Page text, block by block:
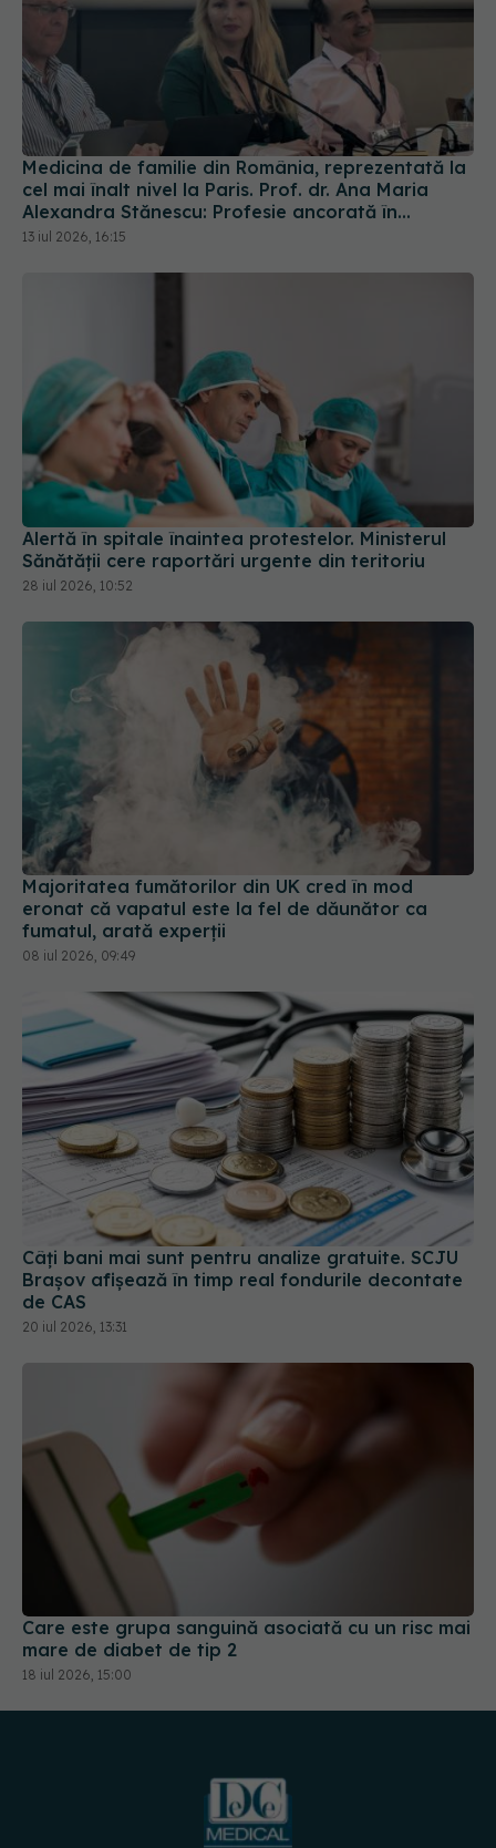
Medicina de familie din România, reprezentată la
cel mai înalt nivel la Paris. Prof. dr. Ana Maria
Alexandra Stănescu: Profesie ancorată în
comunitate
13 iul 2026, 16:15
Alertă în spitale înaintea protestelor. Ministerul
Sănătății cere raportări urgente din teritoriu
28 iul 2026, 10:52
Majoritatea fumătorilor din UK cred în mod
eronat că vapatul este la fel de dăunător ca
fumatul, arată experții
08 iul 2026, 09:49
Câți bani mai sunt pentru analize gratuite. SCJU
Brașov afișează în timp real fondurile decontate
20 iul 2026, 13:31
Care este grupa sanguină asociată cu un risc mai
mare de diabet de tip 2
18 iul 2026, 15:00
URMĂREȘTE-NE PE: